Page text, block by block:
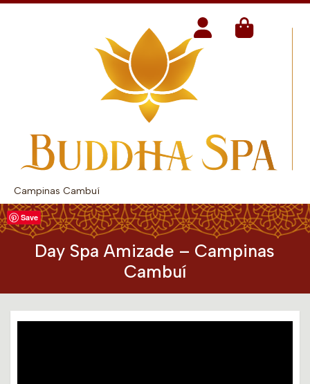
Campinas Cambuí
Day Spa Amizade – Campinas
Cambuí
Save